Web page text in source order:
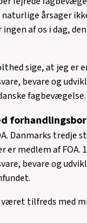
årsager
af os i dag,
sige, at jeg er
bevare og
fagbevægelse.
Danmarks tredje
er medlem af FOA.
bevare og
været tilfreds med